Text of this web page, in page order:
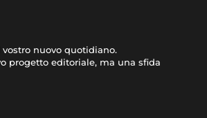
vostro nuovo quotidiano.
progetto editoriale, ma una sfida